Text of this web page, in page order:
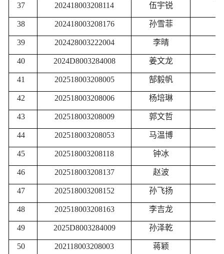
37 202418003208114 伍宇锐
38 202418003208176 孙雪菲
39 202428003222004 李晴
40 2024D8003284008 姜文龙
41 202518003208005 郜毅帆
42 202518003208006 杨培琳
43 202518003208009 郭文哲
44 202518003208053 马温博
45 202518003208118 钟冰
46 202518003208137 赵波
47 202518003208152 孙飞扬
48 202518003208163 李吉龙
49 2025D8003284009 孙泽乾
50 202118003208003 蒋颖